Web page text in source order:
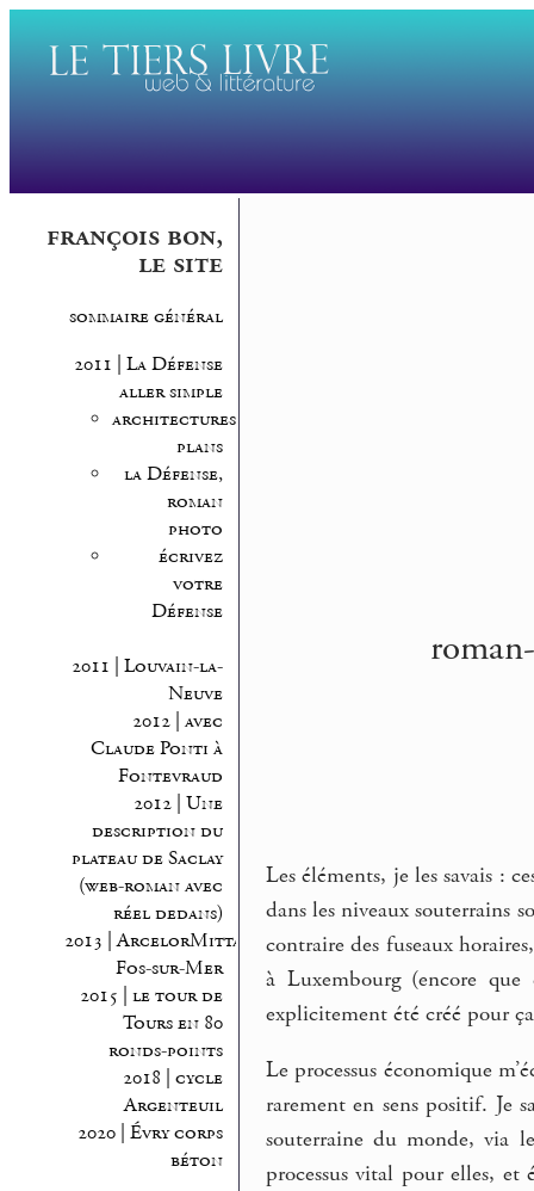
françois bon,
le site
sommaire général
2011 | La Défense
aller simple
architectures,
plans
la Défense,
roman
photo
écrivez
votre
Défense
2011 | Louvain-la-
Neuve
2012 | avec
Claude Ponti à
Fontevraud
2012 | Une
description du
plateau de Saclay
(web-roman avec
réel dedans)
2013 | ArcelorMittal
Fos-sur-Mer
2015 | le tour de
Tours en 80
ronds-points
2018 | cycle
Argenteuil
2020 | Évry corps
béton
Les éléments, je les savais :
dans les niveaux souterrains
contraire des fuseaux
à Luxembourg (encore
explicitement été créé pour
Le processus économique
rarement en sens positif. Je
souterraine du monde, via
processus vital pour elles,